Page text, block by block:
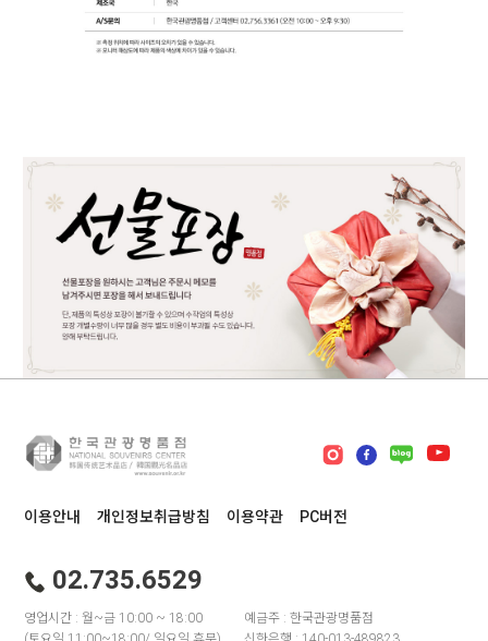
이용안내 개인정보취급방침 이용약관 PC버전
02.735.6529
영업시간 : 월~금 10:00 ~ 18:00
예금주 : 한국관광명품점